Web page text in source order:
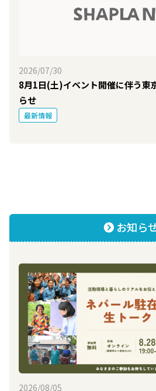
2026/07/30
8月1日(土)イベント開催に伴う東
らせ
最新情報
お知ら
2026/08/05